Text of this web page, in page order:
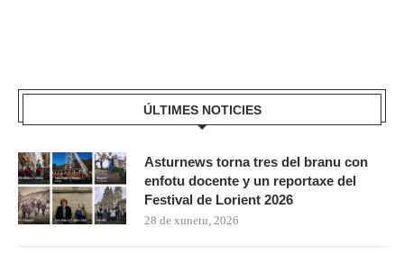
ÚLTIMES NOTICIES
Asturnews torna tres del branu con
enfotu docente y un reportaxe del
Festival de Lorient 2026
28 de xunetu, 2026